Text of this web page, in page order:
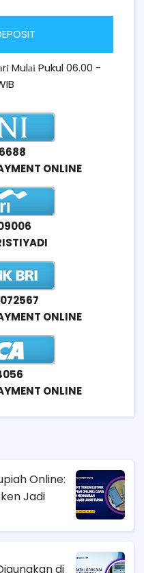
Mulаі Pukul 06.00 -
ONLINE
ONLINE
ONLINE
Online:
Jadi
di